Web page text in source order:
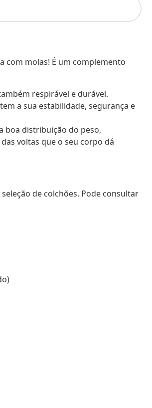
com molas! É um complemento
respirável e durável.
a sua estabilidade, segurança e
boa distribuição do peso,
voltas que o seu corpo dá
de colchões. Pode consultar